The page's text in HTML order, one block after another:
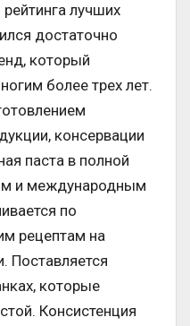
лучших
достаточно
который
более трех лет.
консервации
паста в полной
и международным
по
рецептам на
Поставляется
которые
Консистенция